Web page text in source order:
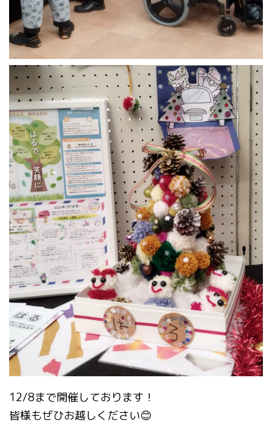
12/8まで開催しております！
皆様もぜひお越しください😊